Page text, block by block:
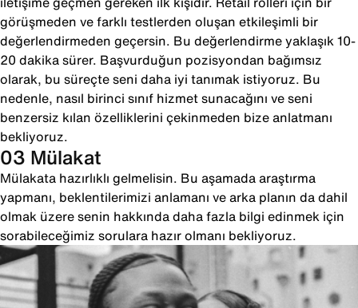
görüşmeden ve farklı testlerden oluşan etkileşimli bir
değerlendirmeden geçersin. Bu değerlendirme yaklaşık 10-
20 dakika sürer. Başvurduğun pozisyondan bağımsız
olarak, bu süreçte seni daha iyi tanımak istiyoruz. Bu
nedenle, nasıl birinci sınıf hizmet sunacağını ve seni
benzersiz kılan özelliklerini çekinmeden bize anlatmanı
bekliyoruz.
03 Mülakat
Mülakata hazırlıklı gelmelisin. Bu aşamada araştırma
yapmanı, beklentilerimizi anlamanı ve arka planın da dahil
olmak üzere senin hakkında daha fazla bilgi edinmek için
sorabileceğimiz sorulara hazır olmanı bekliyoruz.